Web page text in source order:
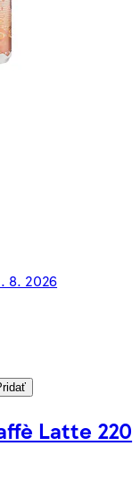
8. 2026
Latte 220